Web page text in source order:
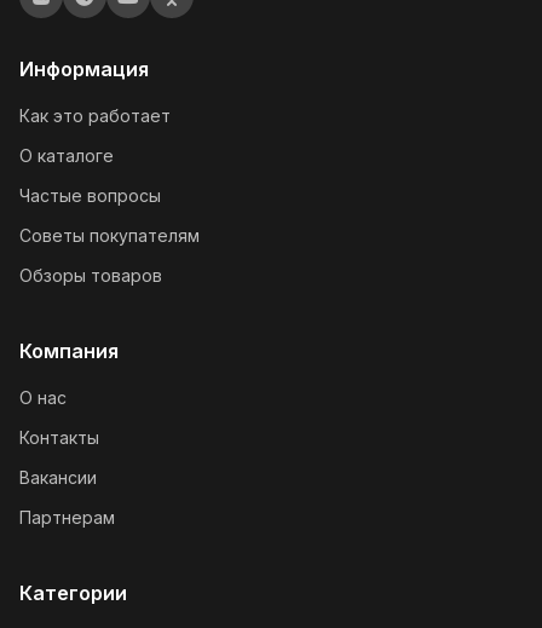
Информация
Как это работает
О каталоге
Частые вопросы
Советы покупателям
Обзоры товаров
Компания
О нас
Контакты
Вакансии
Партнерам
Категории